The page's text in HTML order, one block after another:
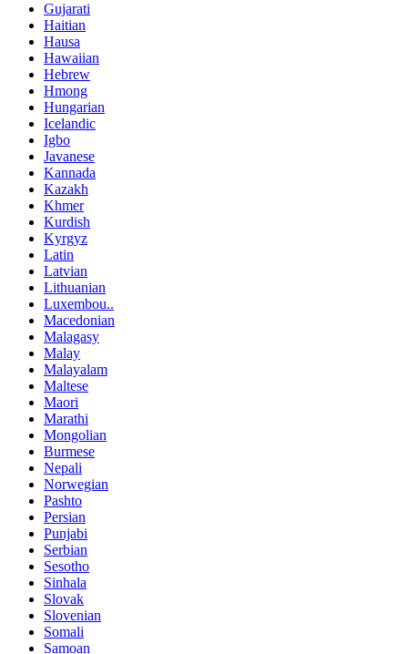
Gujarati
Haitian
Hausa
Hawaiian
Hebrew
Hmong
Hungarian
Icelandic
Igbo
Javanese
Kannada
Kazakh
Khmer
Kurdish
Kyrgyz
Latin
Latvian
Lithuanian
Luxembou..
Macedonian
Malagasy
Malay
Malayalam
Maltese
Maori
Marathi
Mongolian
Burmese
Nepali
Norwegian
Pashto
Persian
Punjabi
Serbian
Sesotho
Sinhala
Slovak
Slovenian
Somali
Samoan